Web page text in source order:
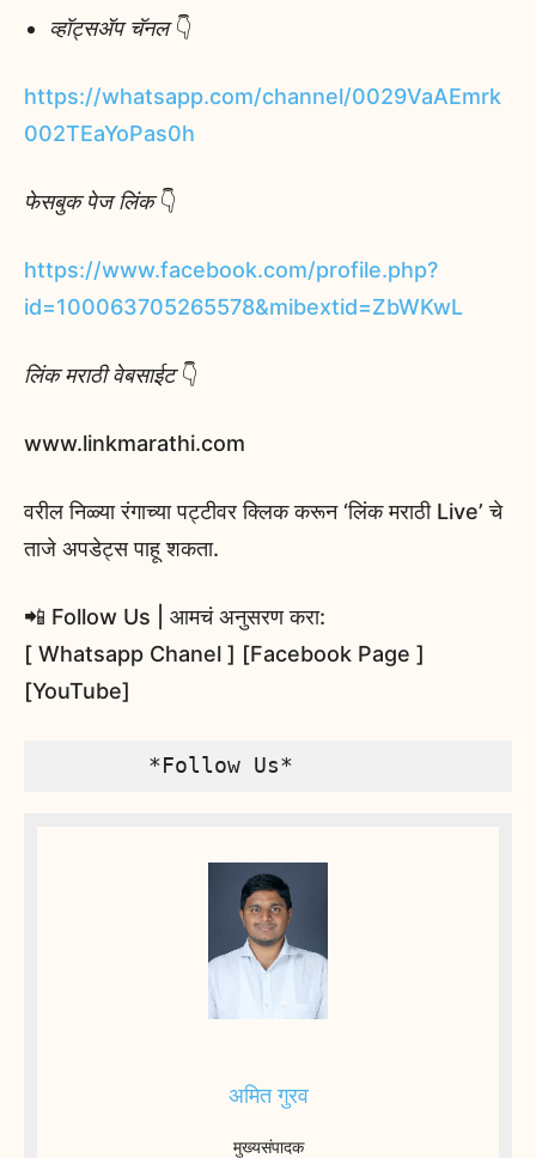
व्हॉट्सॲप चॅनल👇
https://whatsapp.com/channel/0029VaAEmrk
002TEaYoPas0h
फेसबुक पेज लिंक👇
https://www.facebook.com/profile.php?
id=100063705265578&mibextid=ZbWKwL
लिंक मराठी वेबसाईट👇
www.linkmarathi.com
वरील निळ्या रंगाच्या पट्टीवर क्लिक करून ‘लिंक मराठी Live’ चे
ताजे अपडेट्स पाहू शकता.
📲 Follow Us | आमचं अनुसरण करा:
[ Whatsapp Chanel ] [Facebook Page ]
[YouTube]
        *Follow Us*
अमित गुरव
मुख्यसंपादक